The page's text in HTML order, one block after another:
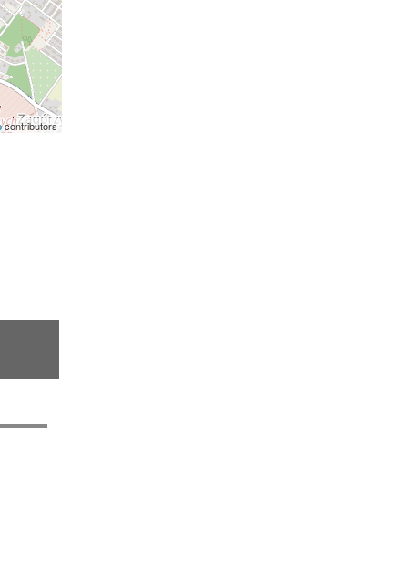
contributors